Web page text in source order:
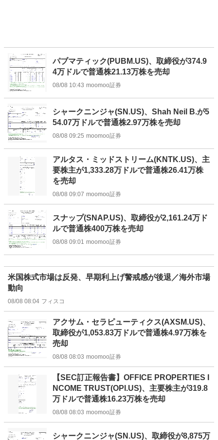
パブマティック(PUBM.US)、取締役が374.9
4万ドルで普通株21.13万株を売却
08/08 10:43 moomoo証券
シャークニンジャ(SN.US)、Shah Neil B.が5
54.07万ドルで普通株2.97万株を売却
08/08 09:25 moomoo証券
アルタス・ミッドストリーム(KNTK.US)、主
要株主が1,333.28万ドルで普通株26.41万株
を売却
08/08 09:07 moomoo証券
スナップ(SNAP.US)、取締役が2,161.24万ド
ルで普通株400万株を売却
08/08 09:01 moomoo証券
米国株式市場は反発、早期利上げ警戒感が後退／海外市場
動向
08/08 08:04 フィスコ
アクサム・セラピューティクス(AXSM.US)、
取締役が1,053.83万ドルで普通株4.97万株を
売却
08/08 08:03 moomoo証券
【SEC訂正報告書】OFFICE PROPERTIES I
NCOME TRUST(OPI.US)、主要株主が319.8
万ドルで普通株16.23万株を売却
08/08 08:03 moomoo証券
シャークニンジャ(SN.US)、取締役が8,875万